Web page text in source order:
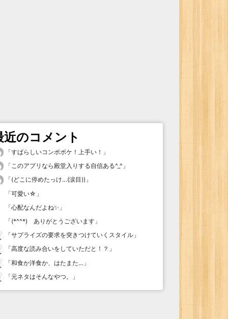
近のコメント
「すばらしいコンボボケ！上手い！ 」
「このアプリなら殿堂入りする自信ある^_^ 」
「(どこに停めたっけ…(涙目)) 」
「可愛い☆ 」
「心配なんだよね✨ 」
「(*^^*) ありがとうございます 」
「サプライズの要求を突きつけていくスタイル 」
「高度な読み合いをしていただと！？ 」
「和食か洋食か、はたまた… 」
「元ネタはそんなやつ。 」